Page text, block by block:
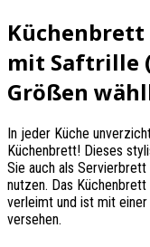
mit Saftrille
Größen
In jeder Küche
Küchenbrett! Dieses
Sie auch als
nutzen. Das
verleimt und ist mit
versehen.